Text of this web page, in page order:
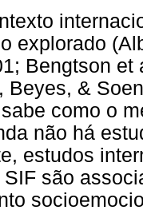
explorado
Bengtson
Beyes, &
como o
não há
estudos
são